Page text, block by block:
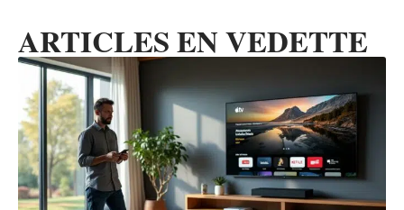
ARTICLES EN VEDETTE